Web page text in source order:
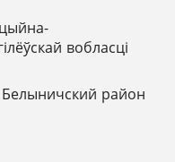
вобласці
Белыничский район